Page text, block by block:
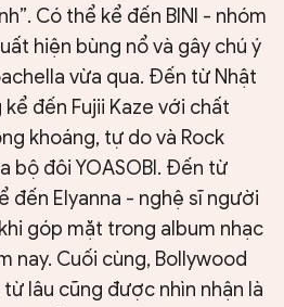
Có thể kể đến BINI - nhóm
hiện bùng nổ và gây chú ý
vừa qua. Đến từ Nhật
đến Fujii Kaze với chất
khoáng, tự do và Rock
bộ đôi YOASOBI. Đến từ
đến Elyanna - nghệ sĩ người
góp mặt trong album nhạc
nay. Cuối cùng, Bollywood
lâu cũng được nhìn nhận là